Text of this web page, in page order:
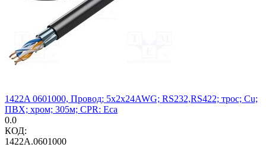
1422A 0601000, Провод; 5x2x24AWG; RS232,RS422; трос; Cu;
ПВХ; хром; 305м; CPR: Eca
0.0
КОД:
1422A.0601000